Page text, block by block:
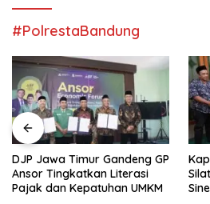
#PolrestaBandung
DJP Jawa Timur Gandeng GP
Ansor Tingkatkan Literasi
Pajak dan Kepatuhan UMKM